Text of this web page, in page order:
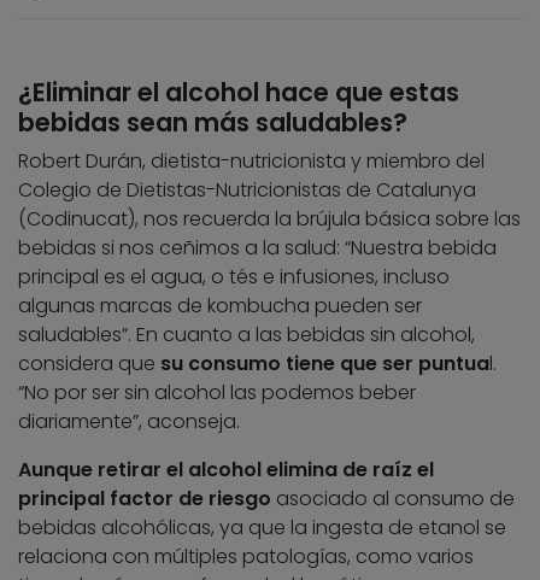
¿Eliminar el alcohol hace que estas
bebidas sean más saludables?
Robert Durán, dietista-nutricionista y miembro del
Colegio de Dietistas-Nutricionistas de Catalunya
(Codinucat), nos recuerda la brújula básica sobre las
bebidas si nos ceñimos a la salud: “Nuestra bebida
principal es el agua, o tés e infusiones, incluso
algunas marcas de kombucha pueden ser
saludables”. En cuanto a las bebidas sin alcohol,
considera que su consumo tiene que ser puntual.
“No por ser sin alcohol las podemos beber
diariamente”, aconseja.
Aunque retirar el alcohol elimina de raíz el
principal factor de riesgo asociado al consumo de
bebidas alcohólicas, ya que la ingesta de etanol se
relaciona con múltiples patologías, como varios